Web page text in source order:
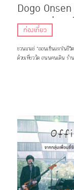
Dogo
กินของอร่อย ฮี
Spirited Away
ท่องเที่ยว
ชวนมาแช่ “ออนเซ็นแรกในชี
ด้วยเที่ยววัด ถนนคนเดิน ร้า